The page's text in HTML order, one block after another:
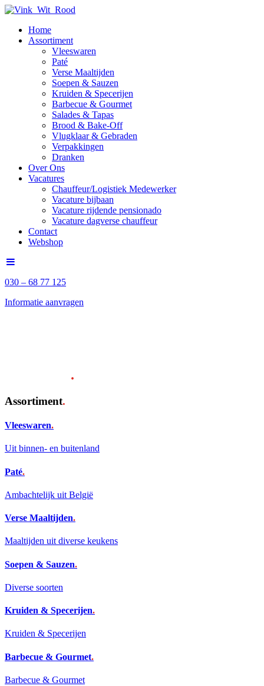
Home
Assortiment
Vleeswaren
Paté
Verse Maaltijden
Soepen & Sauzen
Kruiden & Specerijen
Barbecue & Gourmet
Salades & Tapas
Brood & Bake-Off
Vlugklaar & Gebraden
Verpakkingen
Dranken
Over Ons
Vacatures
Chauffeur/Logistiek Medewerker
Vacature bijbaan
Vacature rijdende pensionado
Vacature dagverse chauffeur
Contact
Webshop
030 – 68 77 125
Informatie aanvragen
.
Assortiment.
Vleeswaren.
Uit binnen- en buitenland
Paté.
Ambachtelijk uit België
Verse Maaltijden.
Maaltijden uit diverse keukens
Soepen & Sauzen.
Diverse soorten
Kruiden & Specerijen.
Kruiden & Specerijen
Barbecue & Gourmet.
Barbecue & Gourmet